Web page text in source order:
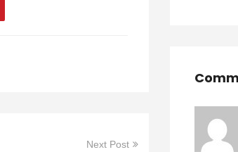
Next Post